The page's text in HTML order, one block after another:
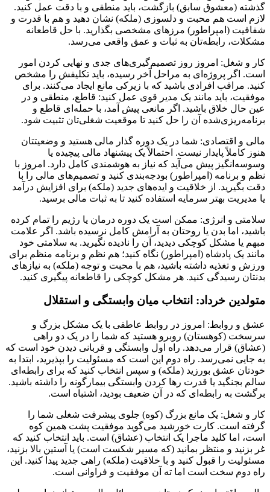
گذشته (معشوق سابق) بازگشت، باید منطقی و با دقت عمل کنید.
لازم است هم محبت و دلسوزی (ملکه) نشان دهید و هم با قدرت و
شفافیت (امپراطور) مرزهای مشخصی بگذارید. با حل قاطعانه
مشکلات، رابطه‌تان به ثبات و عمق واقعی می‌رسد.
کار و شغل: امروز روز تصمیم‌گیری‌های جدی و نهایی کردن امور
است. اگر پروژه‌ای به مراحل آخر رسیده، باید تکلیفش را مشخص
کنید. مراقب افرادی باشید که با زیرکی مانع ایجاد می‌کنند. برای
موفقیت، باید مانند یک مدیر قوی عمل کنید: قاطع، منطقی و در
عین حال خلاق باشید. اگر مانعی پیش آمد، با حمله‌ای قاطع و
برنامه‌ریزی‌شده آن را حل کنید تا موقعیت شغلی‌تان تثبیت شود.
مالی و اقتصادی: شما در یک دوره گذار مالی هستید و وضعیتتان
هنوز کاملاً پایدار نیست. احتمالاً یک پیشنهاد مالی پیچیده یا
وسوسه‌انگیز پیش می‌آید که نیاز به هوشمندی کامل دارد. امروز با
نظم و برنامه (امپراطور) بودجه‌بندی کنید و تصمیم‌های مالی را با
دقت بگیرید. از خلاقیت و ایده‌های جدید (ملکه) برای افزایش درآمد
یا مدیریت بهتر سرمایه استفاده کنید تا به ثبات مالی برسید.
سلامتی و انرژی: ممکن است یک دوره درمان یا رژیم را تمام کرده
باشید، اما بدن یا روحتان به آرامش کامل نرسیده باشد. اگر علامت
مبهم یا مشکل کوچکی دیدید، آن را نادیده نگیرید. به سلامتی خود
مانند یک پادشاه (امپراطور) نگاه کنید؛ هم نظم و برنامه منظم برای
ورزش و تغذیه داشته باشید، هم با محبت و توجه (ملکه) به نیازهای
بدنتان رسیدگی کنید. هر مشکل کوچکی را قاطعانه پیگیری کنید.
متولدین خرداد: انتخاب میان وابستگی و استقلال
عشق و روابط: امروز در روابط عاطفی با یک مشکل بزرگ و
سرسخت (کوهستان) روبرو هستید که شما را در یک دو راهی
(عشاق) قرار می‌دهد. راه اول وابستگی و قربانی دیدن خود است که
به جایی نمی‌رسد. راه دوم این است که مسئولیت را بپذیرید، ابتدا به
خودتان عشق بورزید (ملکه) و سپس انتخاب کنید که برای رابطه‌ای
سالم بجنگید یا قدرت رها کردن وابستگی بیمارگونه را داشته باشید.
برگشت به رابطه‌ای که در آن ضعیف بودید، اشتباه است.
کار و شغل: یک مانع بزرگ (کوه) جلوی پیشرفت شغلی شما را
گرفته است. کارت خورشید می‌گوید موفقیت پشت همین کوه
است، اما کلید ماجرا یک انتخاب (عشاق) است. باید انتخاب کنید که
غر بزنید و منتظر بمانید (که مسیر شکست است) یا آستین بالا بزنید،
مسئولیت را قبول کنید و با خلاقیت (ملکه) راهی جدید پیدا کنید. این
راه دوم سخت است اما ته آن موفقیت و فراوانی است.